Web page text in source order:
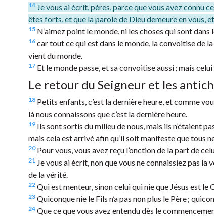
14 Je vous ai écrit, pères, parce que vous avez connu
êtes forts, et que la parole de Dieu demeure en vous,
15 N’aimez point le monde, ni les choses qui sont dans
16 car tout ce qui est dans le monde, la convoitise de
vient du monde.
17 Et le monde passe, et sa convoitise aussi ; mais
Le retour du Seigneur et les
18 Petits enfants, c’est la dernière heure, et comme
là nous connaissons que c’est la dernière heure.
19 Ils sont sortis du milieu de nous, mais ils n’étaient
mais cela est arrivé afin qu’il soit manifeste que tous
20Pour vous, vous avez reçu l’onction de la part de
21 Je vous ai écrit, non que vous ne connaissiez pas
de la vérité.
22 Qui est menteur, sinon celui qui nie que Jésus est le
23 Quiconque nie le Fils n’a pas non plus le Père ;
24 Que ce que vous avez entendu dès le